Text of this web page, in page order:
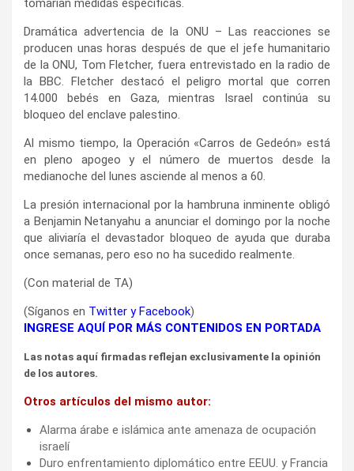
tomarían medidas específicas.
Dramática advertencia de la ONU – Las reacciones se
producen unas horas después de que el jefe humanitario
de la ONU, Tom Fletcher, fuera entrevistado en la radio de
la BBC. Fletcher destacó el peligro mortal que corren
14.000 bebés en Gaza, mientras Israel continúa su
bloqueo del enclave palestino.
Al mismo tiempo, la Operación «Carros de Gedeón» está
en pleno apogeo y el número de muertos desde la
medianoche del lunes asciende al menos a 60.
La presión internacional por la hambruna inminente obligó
a Benjamin Netanyahu a anunciar el domingo por la noche
que aliviaría el devastador bloqueo de ayuda que duraba
once semanas, pero eso no ha sucedido realmente.
(Con material de TA)
(Síganos en Twitter yFacebook)
INGRESE AQUÍ POR MÁS CONTENIDOS EN PORTADA
Las notas aquí firmadas reflejan exclusivamente la opinión
de los autores.
Otros artículos del mismo autor:
Alarma árabe e islámica ante amenaza de ocupación
israelí
Duro enfrentamiento diplomático entre EEUU. y Francia